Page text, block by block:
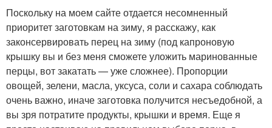
Поскольку на моем сайте отдается несомненный
приоритет заготовкам на зиму, я расскажу, как
законсервировать перец на зиму (под капроновую
крышку вы и без меня сможете уложить маринованные
перцы, вот закатать — уже сложнее). Пропорции
овощей, зелени, масла, уксуса, соли и сахара соблюдать
очень важно, иначе заготовка получится несъедобной, а
вы зря потратите продукты, крышки и время. Еще я